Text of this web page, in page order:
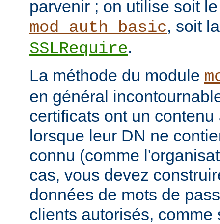
parvenir ; on utilise soit
mod_auth_basic, soit
SSLRequire.
La méthode du module
en général
certificats ont un contenu
lorsque leur DN ne
connu (comme
cas, vous devez
données de mots de
clients autorisés, comme